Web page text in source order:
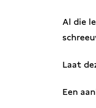
Al die
Laat
Een